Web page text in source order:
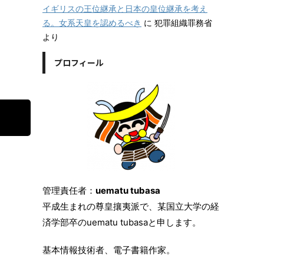
イギリスの王位継承と日本の皇位継承を考え
る。女系天皇を認めるべき に 犯罪組織罪務省
より
プロフィール
管理責任者： uematu tubasa
平成生まれの尊皇攘夷派で、某国立大学の経
済学部卒のuematu tubasaと申します。
基本情報技術者、電子書籍作家。